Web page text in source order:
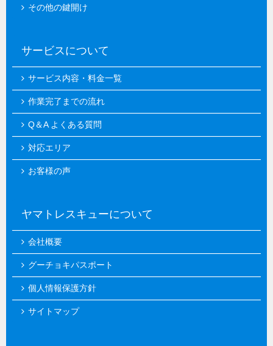
その他の鍵開け
サービスについて
サービス内容・料金一覧
作業完了までの流れ
Q＆A よくある質問
対応エリア
お客様の声
ヤマトレスキューについて
会社概要
グーチョキパスポート
個人情報保護方針
サイトマップ